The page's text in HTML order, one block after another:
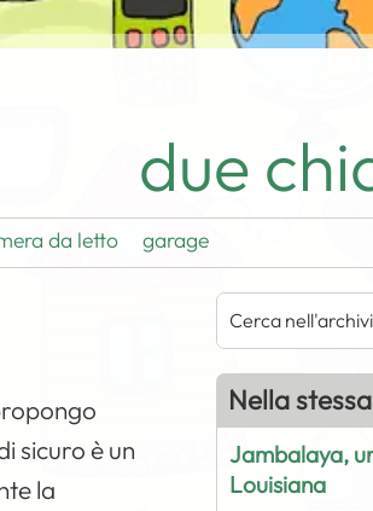
due
da letto garage
sicuro è un
la
Nella
Jambalaya,
Louisiana